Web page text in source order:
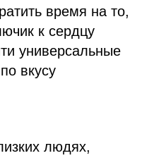
время на то,
к сердцу
универсальные
вкусу
людях,